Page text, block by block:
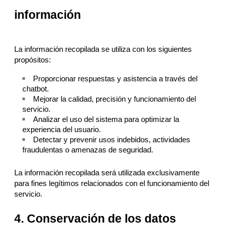
información
La información recopilada se utiliza con los siguientes
propósitos:
Proporcionar respuestas y asistencia a través del
chatbot.
Mejorar la calidad, precisión y funcionamiento del
servicio.
Analizar el uso del sistema para optimizar la
experiencia del usuario.
Detectar y prevenir usos indebidos, actividades
fraudulentas o amenazas de seguridad.
La información recopilada será utilizada exclusivamente
para fines legítimos relacionados con el funcionamiento del
servicio.
4. Conservación de los datos